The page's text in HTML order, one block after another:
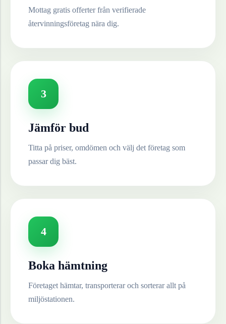
Mottag gratis offerter från verifierade
återvinningsföretag nära dig.
3
Jämför bud
Titta på priser, omdömen och välj det företag som
passar dig bäst.
4
Boka hämtning
Företaget hämtar, transporterar och sorterar allt på
miljöstationen.